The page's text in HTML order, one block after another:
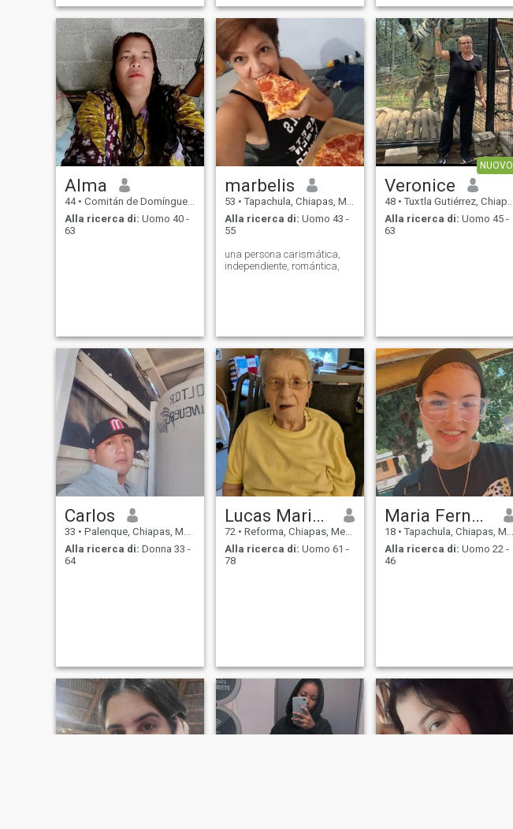
Alma
44 • Comitán de Domínguez, Chiapas, Messico
Alla ricerca di: Uomo 40 -
63
marbelis
53 • Tapachula, Chiapas, Messico
Alla ricerca di: Uomo 43 -
55
una persona carismática,
independiente, romántica,
NUOVO
Veronice
48 • Tuxtla Gutiérrez, Chiapas, Messico
Alla ricerca di: Uomo 45 -
63
Carlos
33 • Palenque, Chiapas, Messico
Alla ricerca di: Donna 33 -
64
Lucas Mariana
72 • Reforma, Chiapas, Messico
Alla ricerca di: Uomo 61 -
78
Maria Fernanda
18 • Tapachula, Chiapas, Messico
Alla ricerca di: Uomo 22 -
46